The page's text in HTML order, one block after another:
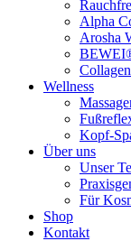
Alpha
Arosha
Wellness
Kopf-
Über uns
Unser
Für
Shop
Kontakt